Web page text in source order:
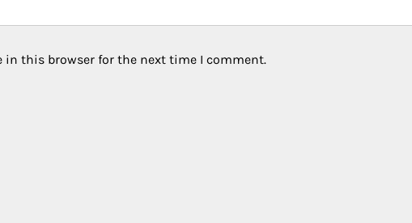
in this browser for the next time I comment.